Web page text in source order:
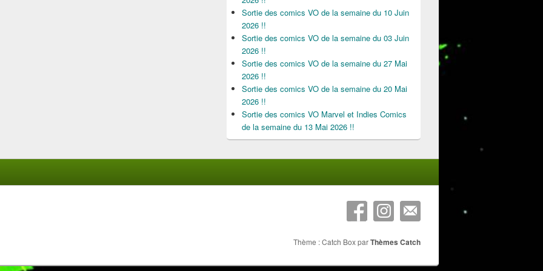
Sortie des comics VO de la semaine du 10 Juin
2026 !!
Sortie des comics VO de la semaine du 03 Juin
2026 !!
Sortie des comics VO de la semaine du 27 Mai
2026 !!
Sortie des comics VO de la semaine du 20 Mai
2026 !!
Sortie des comics VO Marvel et Indies Comics
de la semaine du 13 Mai 2026 !!
Thème : Catch Box parThèmes Catch